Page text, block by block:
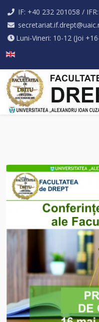
IF: +40 232 201058 /
Luni-Vineri: 10-12 (Joi